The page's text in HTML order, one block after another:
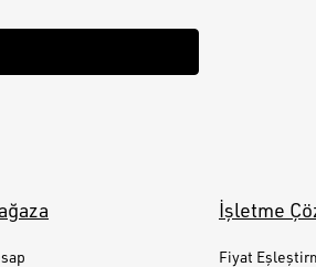
İşletme
Fiyat